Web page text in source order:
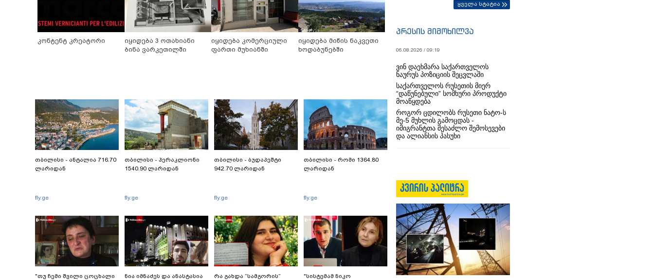
კონტენტ კრეატორი
იყიდება 3 ოთახიანი
ბინა ვარკეთილში
იყიდება კომერციული
ფართი მუხიანში
იყიდება მიწის ნაკვეთი
ხოდაბუნებში
თბილისი - ანტალია 716.70
ლარიდან
fly.ge
თბილისი - ჰერაკლიონი
1540.90 ლარიდან
fly.ge
თბილისი - ბუდაპეშტი
942.70 ლარიდან
fly.ge
თბილისი - რომი 1364.80
ლარიდან
fly.ge
"თუ ჩემი შვილი ცოცხალი
ნია იმნაძეს და ანასტასია
რა გახდა “სამგორის”
"სისტემამ ნიკო
ყველა სტატია
პრესის მიმოხილვა
06.08.2026 / 09:19
ვინ დაეხმარა საქართველოს
ნაურუს პოზიციის შეცვლაში
საქართველოს რუსეთის მიერ
“დაწუნებული” სომხური პროდუქტი
მოაწყდება
როგორ ცდილობს რუსეთი ნატო-ს
მე-5 მუხლის გამოცდას -
იმიგრანტთა შესაძლო შემოსევები
და ალიანსის პასუხი